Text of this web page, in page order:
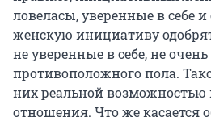
ловеласы, уверенные в себе
женскую инициативу
не уверенные в себе, не
противоположного пола.
них реальной возможностью
отношения. Что же